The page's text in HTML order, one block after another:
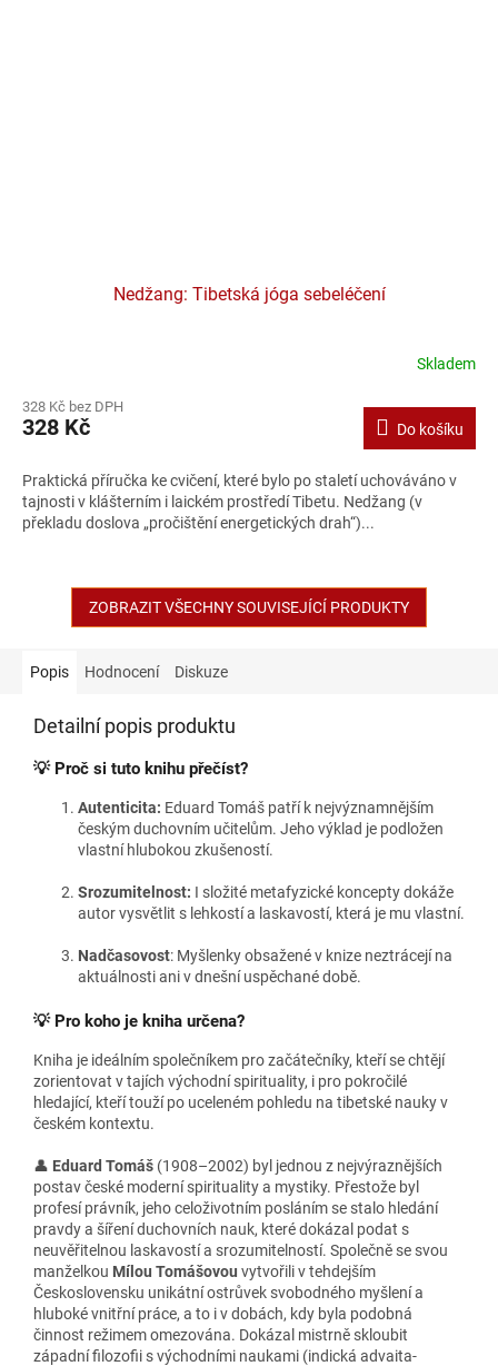
Nedžang: Tibetská jóga sebeléčení
Skladem
328 Kč bez DPH
328 Kč Do košíku
Praktická příručka ke cvičení, které bylo po staletí uchováváno v
tajnosti v klášterním i laickém prostředí Tibetu. Nedžang (v
překladu doslova „pročištění energetických drah“)...
ZOBRAZIT VŠECHNY SOUVISEJÍCÍ PRODUKTY
Popis Hodnocení Diskuze
Detailní popis produktu
💡 Proč si tuto knihu přečíst?
Autenticita: Eduard Tomáš patří k nejvýznamnějším
českým duchovním učitelům. Jeho výklad je podložen
vlastní hlubokou zkušeností.
Srozumitelnost: I složité metafyzické koncepty dokáže
autor vysvětlit s lehkostí a laskavostí, která je mu vlastní.
Nadčasovost: Myšlenky obsažené v knize neztrácejí na
aktuálnosti ani v dnešní uspěchané době.
💡 Pro koho je kniha určena?
Kniha je ideálním společníkem pro začátečníky, kteří se chtějí
zorientovat v tajích východní spirituality, i pro pokročilé
hledající, kteří touží po uceleném pohledu na tibetské nauky v
českém kontextu.
👤 Eduard Tomáš (1908–2002) byl jednou z nejvýraznějších
postav české moderní spirituality a mystiky. Přestože byl
profesí právník, jeho celoživotním posláním se stalo hledání
pravdy a šíření duchovních nauk, které dokázal podat s
neuvěřitelnou laskavostí a srozumitelností. Společně se svou
manželkou Mílou Tomášovou vytvořili v tehdejším
Československu unikátní ostrůvek svobodného myšlení a
hluboké vnitřní práce, a to i v dobách, kdy byla podobná
činnost režimem omezována. Dokázal mistrně skloubit
západní filozofii s východními naukami (indická advaita-